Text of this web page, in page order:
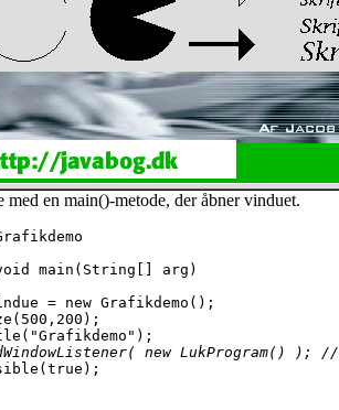
med en main()-metode, der åbner vinduet.
main(String[] arg)
= new Grafikdemo();
new LukProgram() );